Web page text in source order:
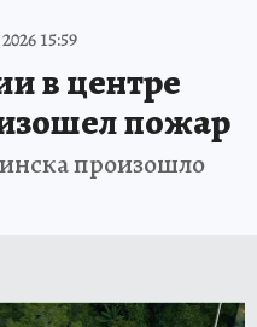
15:59
в центре
пожар
произошло